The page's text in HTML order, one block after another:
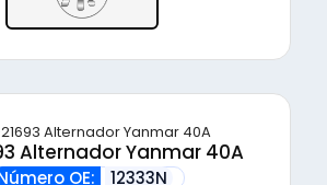
Alternador Yanmar 40A
OE: 12333N